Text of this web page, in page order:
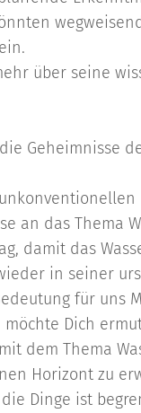
über seine
Geheimnisse
an das Thema
damit das
in seiner
für uns
Dich
dem Thema
Horizont zu
Dinge ist